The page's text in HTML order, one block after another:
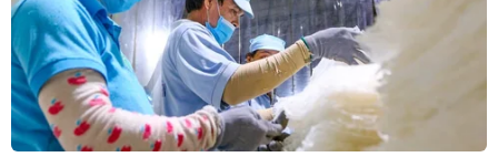
đầu tiên tại New Zealand
24/07/2026 00:15
Trại hè Việt Nam 2026: Trải nghiệm